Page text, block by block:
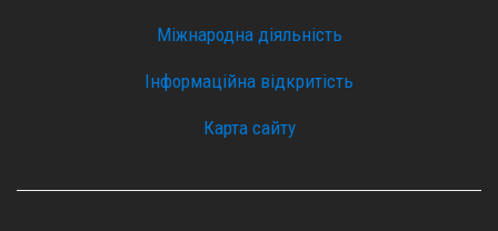
Міжнародна діяльність
Інформаційна відкритість
Карта сайту